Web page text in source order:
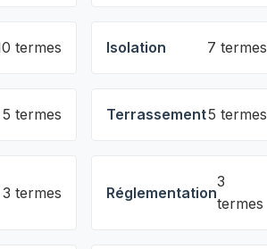
termes Isolation 7 termes
5 termes Terrassement5 termes
3 termes Réglementation
3
termes